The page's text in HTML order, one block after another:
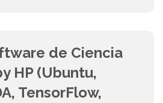
de Ciencia
HP (Ubuntu,
TensorFlow,